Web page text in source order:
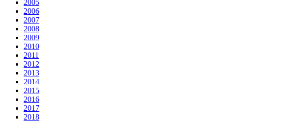
2005
2006
2007
2008
2009
2010
2011
2012
2013
2014
2015
2016
2017
2018